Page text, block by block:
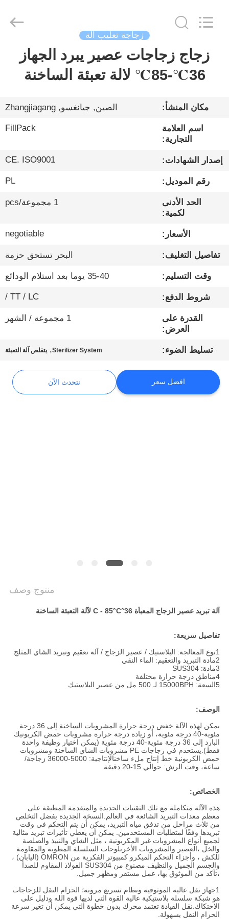
الصفحة
الرئيسية
منتجات
معلومات
عنا
جولة
مراقبة
الجودة
اتصل
أخبار
نتحدث
Machinery
Reserved.
زجاجة تعليب آلة
زجاج زجاجات عصير يبرد الجهاز
36℃-85℃ لالة تعبئة الساخنة
مكان المنشأ: الصين, جيانغسو, Zhangjiagang
اسم العلامة
التجارية:
FillPack
إصدار الشهادات: CE. ISO9001
رقم الموديل: PL
الحد الأدنى
لكمية:
1 مجموعة/pcs
الأسعار: negotiable
تفاصيل التغليف: البحر تستحق حزمة
وقت التسليم: 35-40 يوما بعد استلام الودائع
شروط الدفع: TT / LC /
القدرة على
العرض:
1 مجموعة / الشهر
تسليط الضوء: Sterilizer System
, يتقلص آلة التعبئة
افضل سعر نتحدث الآن
منتوج وصف
آلة تبريد عصير الزجاج المعبأة 36°C - 85°C لآلة التعبئة الساخنة
تفاصيل سريعة:
1نوع المعالجة: البلاستيك / عصير الزجاج / آلة تعقيم وتبريد الشاي المثلج
2مادة التبريد والتعقيم: الماء النقي
3مادة: SUS304
4مناطق درجة حرارة مختلفة
5السعة: 15000BPH لـ 500 مل من عصير البلاستيك
الوصف:
يمكن لهذه الآلة خفض درجة حرارة المشروبات الساخنة إلى 36 درجة
مئوية-40 درجة مئوية، أو زيادة درجة حرارة مشروبات حمض الكربونيك
البارد إلى 36 درجة مئوية-40 درجة مئوية (يمكن اختيار وظيفة واحدة
فقط).يستخدم في زجاجات PE مشروبات الشاي الساخنة ومشروبات
حمض الكربونية خط إنتاج ملء ساخنالإنتاجية: 5000-36000 زجاجة/
ساعة، وقت الرش: حوالي 15-20 دقيقة.
الخصائص:
هذه الآلة متكاملة مع تلك التقنيات الجديدة والمتقدمة المطبقة على
معظم معدات التبريد الشائعة في العالم.النسخة الجديدة بفضل التخلص
من ثلاث مراحل من تدفق مياه التبريد، يمكن أن يتم التحكم في وقت
تبريدها وفقًا لمتطلبات المستخدمين. يمكن أن يعطي تأثيرات تبريد مثالية
لجميع أنواع المشروبات غير المكربونية ، مثل الشاي والنبيذ والصلصة
والخل ،العصير والمشروبات الأخرىلوحات السلسلة المطوية والمقاومة
للكش ، وأجزاء التحكم الميكرو كمبيوتر الفكرية من OMRON (اليابان) ،
والجسم الجميل والنظيف مصنوع من SUS304 الفولاذ المقاوم للصدأ
،تأكد من الموثوق بها، عمل مستقر ومظهر جميل.
1جهاز نقل عالية الموثوقية ونظام تسريع مرونة؛ الحزام النقل للزجاجات
هو شبكة سلسلة بلاستيكية عالية القوة التي لديها قوة الله ودليل على
الاحتكاك.نقل القيادة تعتمد محرك بدون خطوة التي يمكن أن تغير سرعة
الحزام النقل بسهولة.